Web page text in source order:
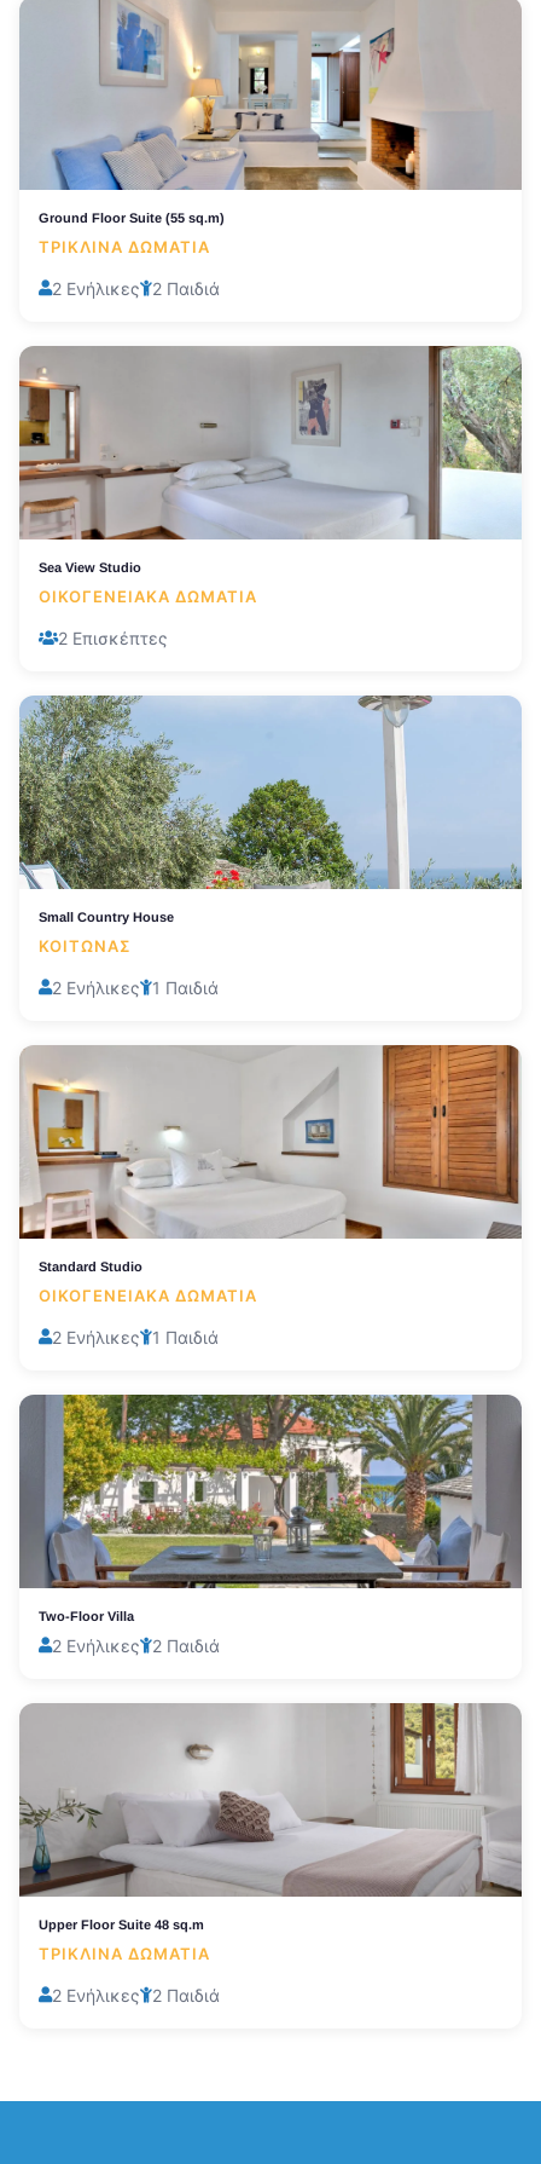
Ground Floor Suite (55 sq.m)
ΤΡΊΚΛΙΝΑ ΔΩΜΆΤΙΑ
2 Ενήλικες 2 Παιδιά
Sea View Studio
ΟΙΚΟΓΕΝΕΙΑΚΆ ΔΩΜΆΤΙΑ
2 Επισκέπτες
Small Country House
ΚΟΙΤΏΝΑΣ
2 Ενήλικες 1 Παιδιά
Standard Studio
ΟΙΚΟΓΕΝΕΙΑΚΆ ΔΩΜΆΤΙΑ
2 Ενήλικες 1 Παιδιά
Two-Floor Villa
2 Ενήλικες 2 Παιδιά
Upper Floor Suite 48 sq.m
ΤΡΊΚΛΙΝΑ ΔΩΜΆΤΙΑ
2 Ενήλικες 2 Παιδιά